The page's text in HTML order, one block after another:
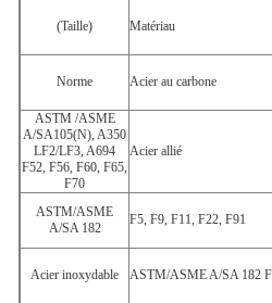
(Taille) Matériau
Norme Acier au carbone
ASTM /ASME
A/SA105(N), A350
LF2/LF3, A694
F52, F56, F60, F65,
F70
Acier allié
ASTM/ASME
A/SA 182
F5, F9, F11, F22, F91
Acier inoxydable ASTM/ASME A/SA 182